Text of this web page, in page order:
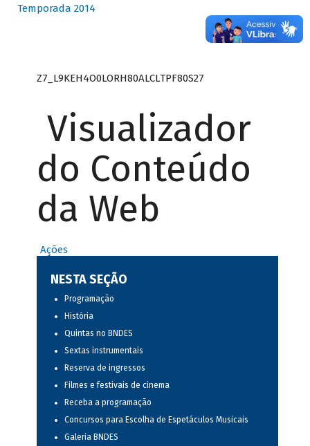
Temporada 2014
Z7_L9KEH4O0LORH80ALCLTPF80S27
Visualizador
do Conteúdo
da Web
Ações
NESTA SEÇÃO
Programação
História
Quintas no BNDES
Sextas instrumentais
Reserva de ingressos
Filmes e festivais de cinema
Receba a programação
Concursos para Escolha de Espetáculos Musicais
Galeria BNDES